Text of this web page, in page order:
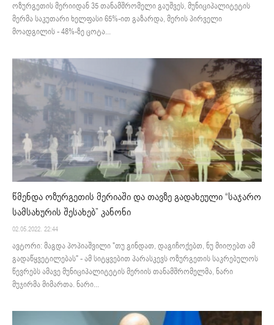
ოზურგეთის მერიიდან 35 თანამშრომელი გაუშვეს, მუნიციპალიტეტის
მერმა საკუთარი ხელფასი 65%-ით გაზარდა, მერის პირველი
მოადგილის - 48%-ზე ცოტა...
წმენდა ოზურგეთის მერიაში და თავზე გადახეული “საჯარო
სამსახურის შესახებ” კანონი
02.05.2022. 22:44
ავტორი: მაგდა პოპიაშვილი "თუ გინდათ, დაგიჩოქებთ, ნუ მიიღებთ ამ
გადაწყვეტილებას" - ამ სიტყვებით პარასკევს ოზურგეთის საკრებულოს
წევრებს ამავე მუნიციპალიტეტის მერიის თანამშრომელმა, ნარი
მუჯირმა მიმართა. ნარი...